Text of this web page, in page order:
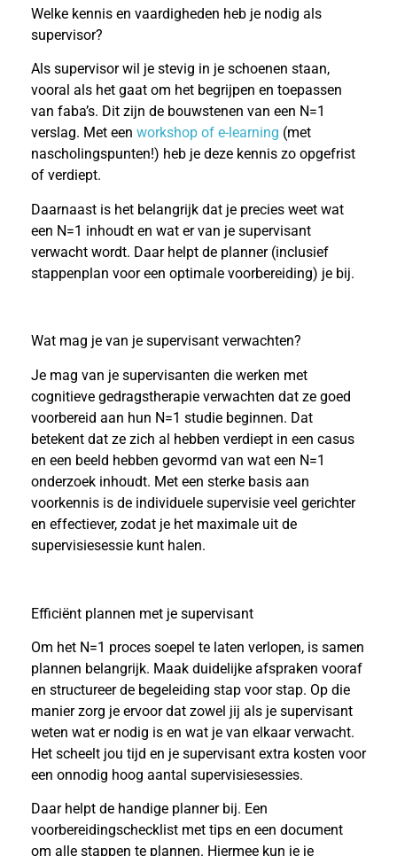
Welke kennis en vaardigheden heb je nodig als
supervisor?
Als supervisor wil je stevig in je schoenen staan,
vooral als het gaat om het begrijpen en toepassen
van faba’s. Dit zijn de bouwstenen van een N=1
verslag. Met een workshop of e-learning (met
nascholingspunten!) heb je deze kennis zo opgefrist
of verdiept.
Daarnaast is het belangrijk dat je precies weet wat
een N=1 inhoudt en wat er van je supervisant
verwacht wordt. Daar helpt de planner (inclusief
stappenplan voor een optimale voorbereiding) je bij.
Wat mag je van je supervisant verwachten?
Je mag van je supervisanten die werken met
cognitieve gedragstherapie verwachten dat ze goed
voorbereid aan hun N=1 studie beginnen. Dat
betekent dat ze zich al hebben verdiept in een casus
en een beeld hebben gevormd van wat een N=1
onderzoek inhoudt. Met een sterke basis aan
voorkennis is de individuele supervisie veel gerichter
en effectiever, zodat je het maximale uit de
supervisiesessie kunt halen.
Efficiënt plannen met je supervisant
Om het N=1 proces soepel te laten verlopen, is samen
plannen belangrijk. Maak duidelijke afspraken vooraf
en structureer de begeleiding stap voor stap. Op die
manier zorg je ervoor dat zowel jij als je supervisant
weten wat er nodig is en wat je van elkaar verwacht.
Het scheelt jou tijd en je supervisant extra kosten voor
een onnodig hoog aantal supervisiesessies.
Daar helpt de handige planner bij. Een
voorbereidingschecklist met tips en een document
om alle stappen te plannen. Hiermee kun je je